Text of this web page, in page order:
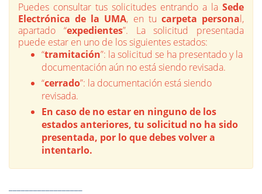
Puedes consultar tus solicitudes entrando a la Sede
Electrónica de la UMA, en tu carpeta personal,
apartado “expedientes”. La solicitud presentada
puede estar en uno de los siguientes estados:
“tramitación”: la solicitud se ha presentado y la
documentación aún no está siendo revisada.
“cerrado”: la documentación está siendo
revisada.
En caso de no estar en ninguno de los
estados anteriores, tu solicitud no ha sido
presentada, por lo que debes volver a
intentarlo.